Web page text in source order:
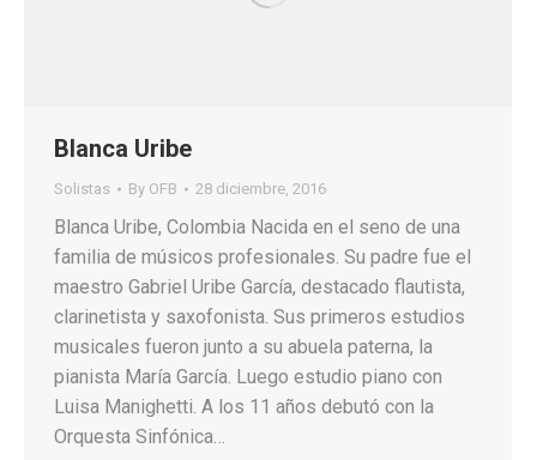
Blanca Uribe
Solistas By OFB 28 diciembre, 2016
Blanca Uribe, Colombia Nacida en el seno de una
familia de músicos profesionales. Su padre fue el
maestro Gabriel Uribe García, destacado flautista,
clarinetista y saxofonista. Sus primeros estudios
musicales fueron junto a su abuela paterna, la
pianista María García. Luego estudio piano con
Luisa Manighetti. A los 11 años debutó con la
Orquesta Sinfónica…